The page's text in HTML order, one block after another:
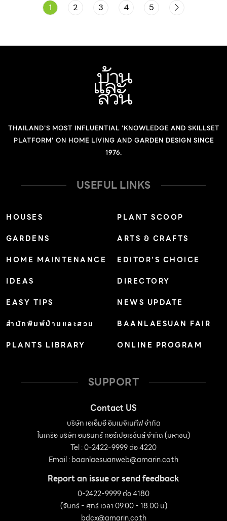
1 2 3 4 5
THAILAND'S MOST INFLUENTIAL 'KNOWLEDGE AND SKILLSET
PLATFORM' ON HOME LIVING AND GARDEN DESIGN SINCE
1976.
USEFUL LINKS
HOUSES
GARDENS
HOME MAINTENANCE
IDEAS
EASY TIPS
สำนักพิมพ์บ้านและสวน
PLANTS LIBRARY
PLANT SCOOP
ARTS & CRAFTS
EDITOR’S CHOICE
DIRECTORY
NEWS UPDATE
BAANLAESUAN FAIR
ONLINE PROGRAM
SUPPORT
Contact US
บริษัท เอเอ็มอี อิมเมจิเนทีฟ จำกัด
ในเครือ บริษัท อมรินทร์ คอร์เปอเรชั่นส์ จำกัด (มหาชน)
Tel : 0-2422-9999 ต่อ 4220
Email :baanlaesuanweb@amarin.co.th
Report an issue or send feedback
0-2422-9999 ต่อ 4180
(จันทร์ - ศุกร์ เวลา 09.00 - 18.00 น)
bdcx@amarin.co.th